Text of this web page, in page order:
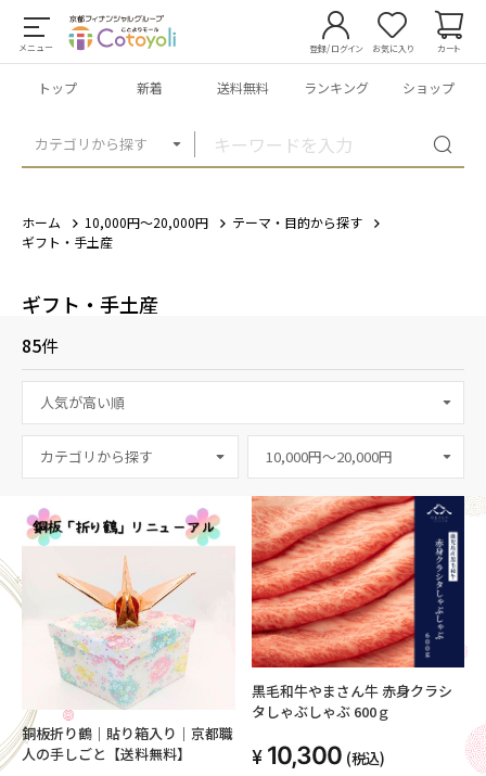
メニュー
カテゴリから探す
登録/ログイン お気に入り カート
トップ 新着 送料無料 ランキング ショップ
ホーム 10,000円～20,000円
テーマ・目的から探す
ギフト・手土産
ギフト・手土産
85件
カテゴリから探す
銅板折り鶴｜貼り箱入り｜京都職
人の手しごと【送料無料】
黒毛和牛やまさん牛 赤身クラシ
タしゃぶしゃぶ 600ｇ
10,300 (税込)